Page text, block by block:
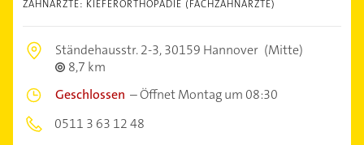
ZAHNÄRZTE: KIEFERORTHOPÄDIE (FACHZAHNÄRZTE)
Ständehausstr. 2-3,30159 Hannover (Mitte)
8,7 km
Geschlossen –Öffnet Montag um 08:30
0511 3 63 12 48